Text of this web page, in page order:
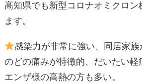
高知県でも新型コロナオミクロン
ます。
感染力が非常に強い、同居家族
のどの痛みが特徴的、だいたい軽
エンザ様の高熱の方も多い。